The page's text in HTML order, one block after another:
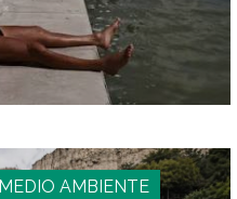
MEDIO AMBIENTE